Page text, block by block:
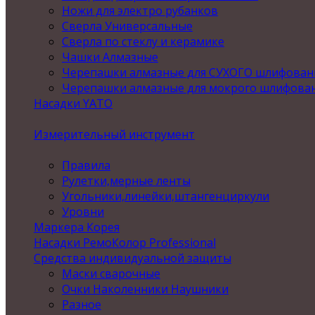
Ножи для электро рубанков
Сверла Универсальные
Сверла по стеклу и керамике
Чашки Алмазные
Черепашки алмазные для СУХОГО
Черепашки алмазные для мокрого
Насадки YATO
Измерительный инструмент
Правила
Рулетки,мерные ленты
Угольники,линейки,штангенциркули
Уровни
Маркера Корея
Насадки РемоКолор Professional
Средства индивидуальной защиты
Маски сварочные
Очки Наколенники Наушники
Разное